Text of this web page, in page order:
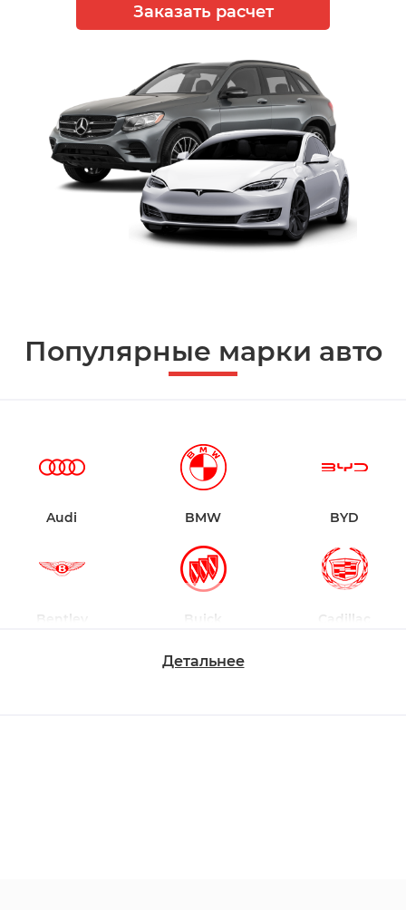
Заказать расчет
Популярные марки авто
Audi BMW BYD
Bentley Buick Cadillac
Детальнее